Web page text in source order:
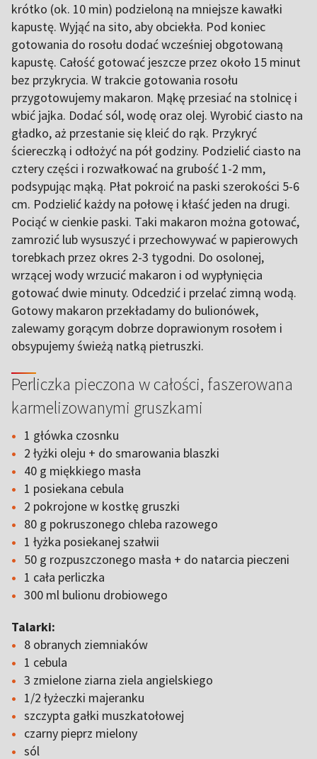
krótko (ok. 10 min) podzieloną na mniejsze kawałki
kapustę. Wyjąć na sito, aby obciekła. Pod koniec
gotowania do rosołu dodać wcześniej obgotowaną
kapustę. Całość gotować jeszcze przez około 15 minut
bez przykrycia. W trakcie gotowania rosołu
przygotowujemy makaron. Mąkę przesiać na stolnicę i
wbić jajka. Dodać sól, wodę oraz olej. Wyrobić ciasto na
gładko, aż przestanie się kleić do rąk. Przykryć
ściereczką i odłożyć na pół godziny. Podzielić ciasto na
cztery części i rozwałkować na grubość 1-2 mm,
podsypując mąką. Płat pokroić na paski szerokości 5-6
cm. Podzielić każdy na połowę i kłaść jeden na drugi.
Pociąć w cienkie paski. Taki makaron można gotować,
zamrozić lub wysuszyć i przechowywać w papierowych
torebkach przez okres 2-3 tygodni. Do osolonej,
wrzącej wody wrzucić makaron i od wypłynięcia
gotować dwie minuty. Odcedzić i przelać zimną wodą.
Gotowy makaron przekładamy do bulionówek,
zalewamy gorącym dobrze doprawionym rosołem i
obsypujemy świeżą natką pietruszki.
Perliczka pieczona w całości, faszerowana
karmelizowanymi gruszkami
1 główka czosnku
2 łyżki oleju + do smarowania blaszki
40 g miękkiego masła
1 posiekana cebula
2 pokrojone w kostkę gruszki
80 g pokruszonego chleba razowego
1 łyżka posiekanej szałwii
50 g rozpuszczonego masła + do natarcia pieczeni
1 cała perliczka
300 ml bulionu drobiowego
Talarki:
8 obranych ziemniaków
1 cebula
3 zmielone ziarna ziela angielskiego
1/2 łyżeczki majeranku
szczypta gałki muszkatołowej
czarny pieprz mielony
sól